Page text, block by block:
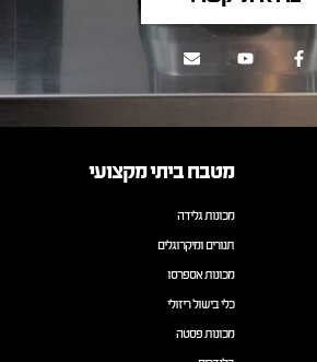
מטבח ביתי מקצועי
מכונות גלידה
תנורים ומיקרוגלים
מכונות אספרסו
כלי בישול ריזולי
מכונות פסטה